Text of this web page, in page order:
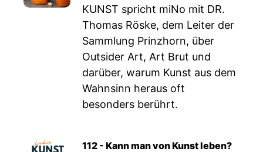
KUNST spricht miNo mit DR.
Thomas Röske, dem Leiter der
Sammlung Prinzhorn, über
Outsider Art, Art Brut und
darüber, warum Kunst aus dem
Wahnsinn heraus oft
besonders berührt.
112 - Kann man von Kunst leben?